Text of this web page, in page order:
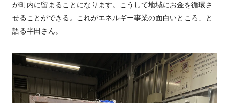
が町内に留まることになります。こうして地域にお金を循環さ
せることができる。 これがエネルギー事業の面白いところ」と
語る半田さん。